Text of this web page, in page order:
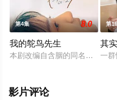
第4集 8.0
我的鸵鸟先生
本剧改编自含胭的同名小说，
第
其
一群
影片评论